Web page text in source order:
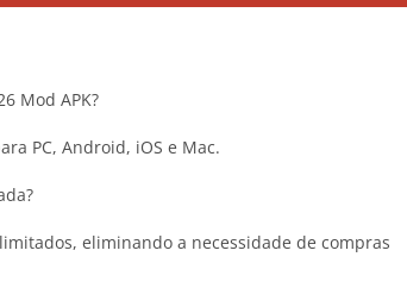
Mod APK?
PC, Android, iOS e Mac.
eliminando a necessidade de compras